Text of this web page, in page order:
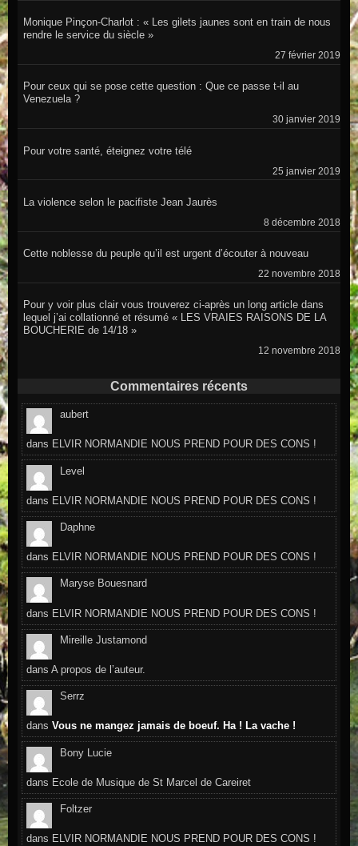
Monique Pinçon-Charlot : « Les gilets jaunes sont en train de nous
rendre le service du siècle »
27 février 2019
Pour ceux qui se pose cette question : Que ce passe t-il au
Venezuela ?
30 janvier 2019
Pour votre santé, éteignez votre télé
25 janvier 2019
La violence selon le pacifiste Jean Jaurès
8 décembre 2018
Cette noblesse du peuple qu’il est urgent d’écouter à nouveau
22 novembre 2018
Pour y voir plus clair vous trouverez ci-après un long article dans
lequel j’ai collationné et résumé « LES VRAIES RAISONS DE LA
BOUCHERIE de 14/18 »
12 novembre 2018
Commentaires récents
aubert
dans ELVIR NORMANDIE NOUS PREND POUR DES CONS !
Level
dans ELVIR NORMANDIE NOUS PREND POUR DES CONS !
Daphne
dans ELVIR NORMANDIE NOUS PREND POUR DES CONS !
Maryse Bouesnard
dans ELVIR NORMANDIE NOUS PREND POUR DES CONS !
Mireille Justamond
dansA propos de l’auteur.
Serrz
dansVous ne mangez jamais de boeuf. Ha ! La vache !
Bony Lucie
dans Ecole de Musique de St Marcel de Careiret
Foltzer
dans ELVIR NORMANDIE NOUS PREND POUR DES CONS !